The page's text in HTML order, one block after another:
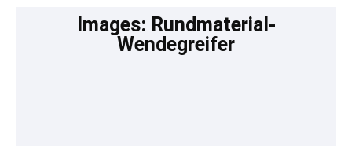
Images: Rundmaterial-
Wendegreifer